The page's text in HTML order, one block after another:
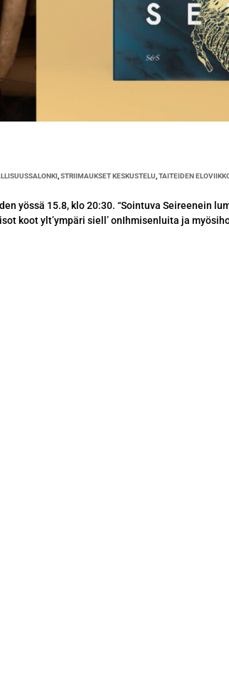
,STRIIMAUKSET KESKUSTELU ,TAITEIDEN
yössä 15.8, klo 20:30. “Sointuva Seireenein
koot ylt’ympäri siell’ onIhmisenluita ja